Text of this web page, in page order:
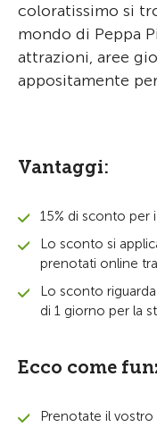
coloratissimo si
mondo di Peppa
attrazioni, aree
appositamente
Vantaggi:
15% di sconto per
Lo sconto si
prenotati online
Lo sconto
di 1 giorno per la
Ecco come
Prenotate il